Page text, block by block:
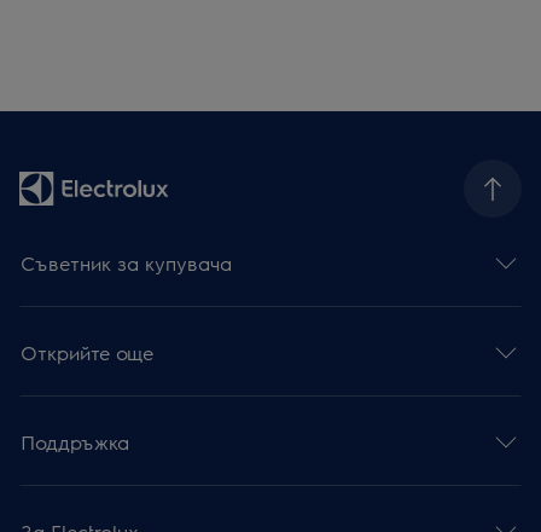
Съветник за купувача
Открийте още
Поддръжка